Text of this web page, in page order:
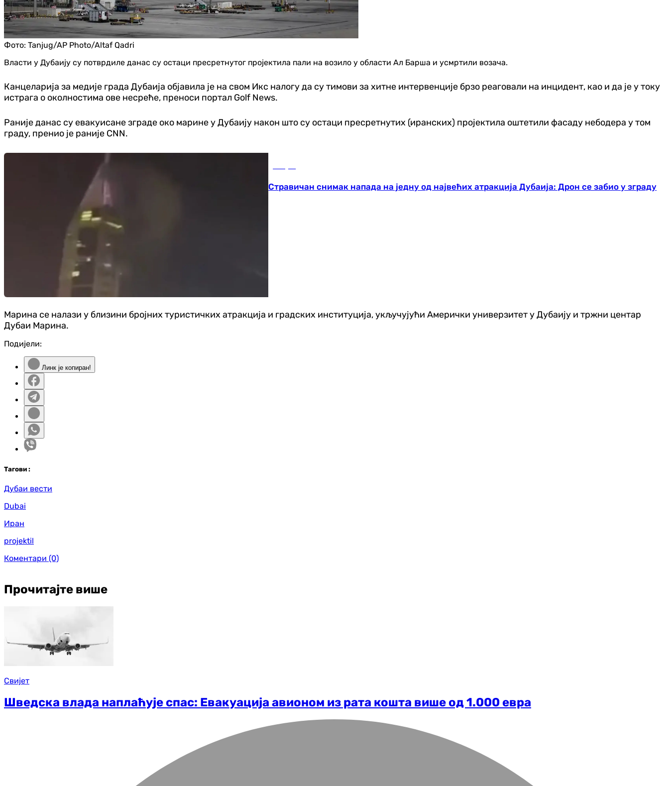
Фото: Tanjug/AP Photo/Altaf Qadri
Власти у Дубаију су потврдиле данас су остаци пресретнутог пројектила пали на возило у области Ал Барша и усмртили возача.
Канцеларија за медије града Дубаија објавила је на свом Икс налогу да су тимови за хитне интервенције брзо реаговали на инцидент, као и да је у току
истрага о околностима ове несреће, преноси портал Golf News.
Раније данас су евакуисане зграде око марине у Дубаију након што су остаци пресретнутих (иранских) пројектила оштетили фасаду небодера у том
граду, пренио је раније CNN.
Стравичан снимак напада на једну од највећих атракција Дубаија: Дрон се забио у зграду
Марина се налази у близини бројних туристичких атракција и градских институција, укључујући Амерички универзитет у Дубаију и тржни центар
Дубаи Марина.
Подијели:
Линк је копиран!
Тагови :
Дубаи вести
Dubai
Иран
projektil
Коментари (0)
Прочитајте више
Свијет
Шведска влада наплаћује спас: Евакуација авионом из рата кошта више од 1.000 евра